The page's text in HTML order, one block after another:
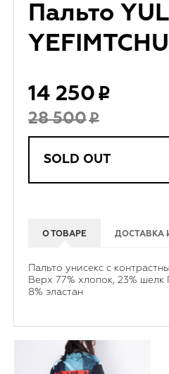
Пальто
14 250
28 500
SOLD OUT
О ТОВАРЕ ДОСТАВКА
Пальто унисекс с
Верх 77% хлопок, 23% шелк
8% эластан